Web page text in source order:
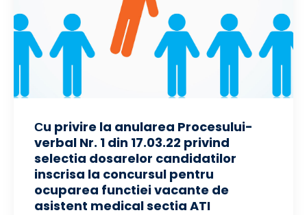
Сu privire la anularea Procesului-
verbal Nr. 1 din 17.03.22 privind
selectia dosarelor candidatilor
inscrisa la concursul pentru
ocuparea functiei vacante de
asistent medical sectia ATI